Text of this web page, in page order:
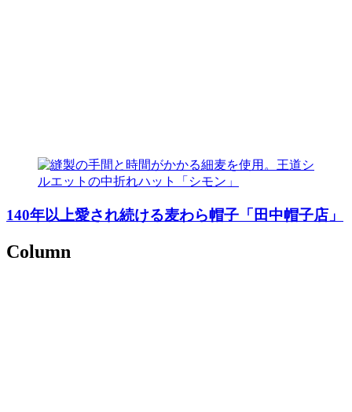
140年以上愛され続ける麦わら帽子「田中帽子店」
Column